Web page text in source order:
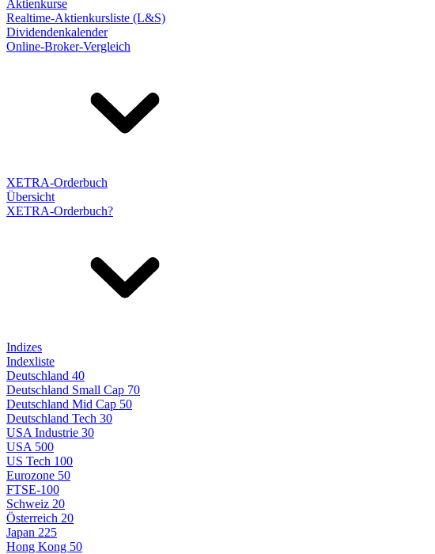
Aktienkurse
Realtime-Aktienkursliste (L&S)
Dividendenkalender
Online-Broker-Vergleich
XETRA-Orderbuch
Übersicht
XETRA-Orderbuch?
Indizes
Indexliste
Deutschland 40
Deutschland Small Cap 70
Deutschland Mid Cap 50
Deutschland Tech 30
USA Industrie 30
USA 500
US Tech 100
Eurozone 50
FTSE-100
Schweiz 20
Österreich 20
Japan 225
Hong Kong 50